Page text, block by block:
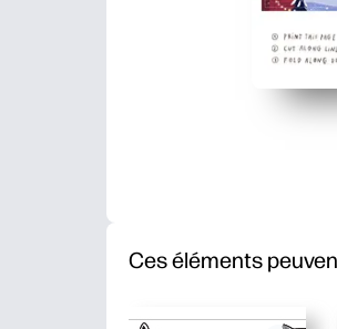
Ces éléments